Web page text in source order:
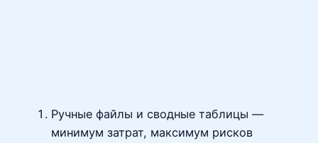
Ручные файлы и сводные таблицы —
минимум затрат, максимум рисков